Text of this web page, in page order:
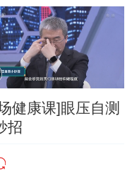
第一季
健康课]眼压自测
招